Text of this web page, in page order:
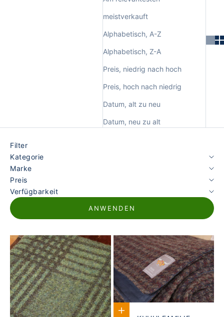
meistverkauft
Alphabetisch, A-Z
Alphabetisch, Z-A
Preis, niedrig nach hoch
Preis, hoch nach niedrig
Datum, alt zu neu
Datum, neu zu alt
Filter
Kategorie
Marke
Preis
Verfügbarkeit
ANWENDEN
In den Warenkorb